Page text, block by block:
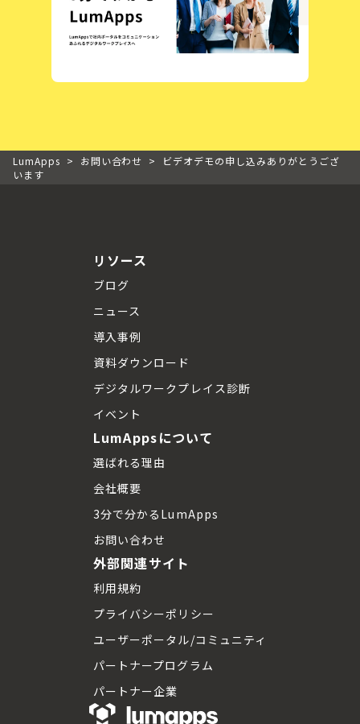
LumApps > お問い合わせ >
ビデオデモの申し込みありがとうござ
います
リソース
ブログ
ニュース
導入事例
資料ダウンロード
デジタルワークプレイス診断
イベント
LumAppsについて
選ばれる理由
会社概要
3分で分かるLumApps
お問い合わせ
外部関連サイト
利用規約
プライバシーポリシー
ユーザーポータル/コミュニティ
パートナープログラム
パートナー企業